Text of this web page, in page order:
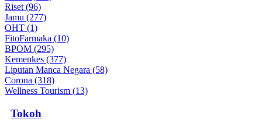
Riset (96)
Jamu (277)
OHT (1)
FitoFarmaka (10)
BPOM (295)
Kemenkes (377)
Liputan Manca Negara (58)
Corona (318)
Wellness Tourism (13)
Tokoh